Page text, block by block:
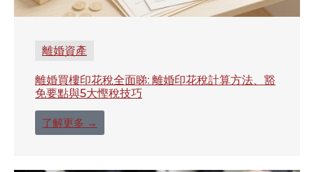
離婚資產
離婚買樓印花稅全面睇: 離婚印花稅計算方法、豁
免要點與5大慳稅技巧
了解更多 →